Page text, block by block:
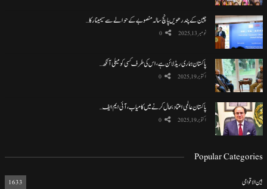
چین کے پندرھویں پانچ سالہ منصوبے کے حوالے سے سیمینار کا…
نومبر 13, 2025 0
پاکستان ہماری ریڈ لائن ہے، اس کی طرف کسی کو میلی آنکھ…
اکتوبر 19, 2025 0
پاکستان عالمی اعتماد بحال کرنے میں کامیاب، آئی ایم ایف…
اکتوبر 19, 2025 0
Popular Categories
بین الاقوامی 1633